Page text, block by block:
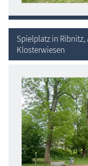
Spielplatz in
Klosterwiesen